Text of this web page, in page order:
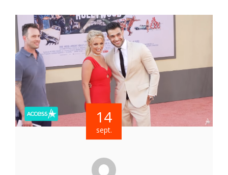
14
sept.